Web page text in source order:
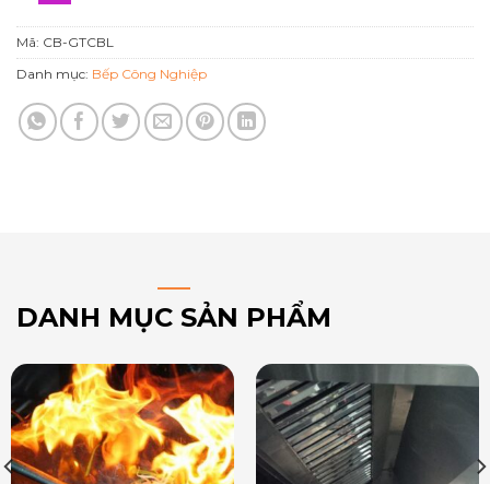
Mã: CB-GTCBL
Danh mục: Bếp Công Nghiệp
DANH MỤC SẢN PHẨM